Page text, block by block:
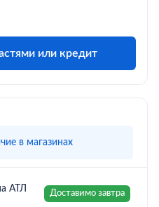
в магазинах
АТЛ Доставимо завтра
или кредит